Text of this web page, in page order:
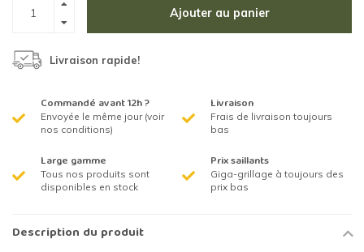
Ajouter au panier
Livraison rapide!
Commandé avant 12h ?
Envoyée le même jour (voir
nos conditions)
Livraison
Frais de livraison toujours
bas
Large gamme
Tous nos produits sont
disponibles en stock
Prix saillants
Giga-grillage à toujours des
prix bas
Description du produit